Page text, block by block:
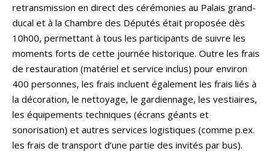
retransmission en direct des cérémonies au Palais grand-
ducal et à la Chambre des Députés était proposée dès
10h00, permettant à tous les participants de suivre les
moments forts de cette journée historique. Outre les frais
de restauration (matériel et service inclus) pour environ
400 personnes, les frais incluent également les frais liés à
la décoration, le nettoyage, le gardiennage, les vestiaires,
les équipements techniques (écrans géants et
sonorisation) et autres services logistiques (comme p.ex.
les frais de transport d’une partie des invités par bus).